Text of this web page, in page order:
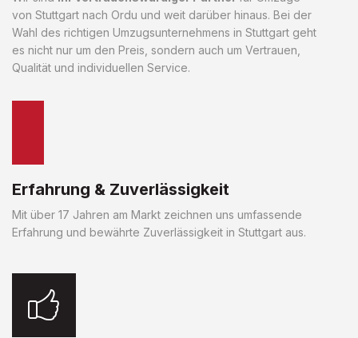
von Stuttgart nach Ordu und weit darüber hinaus. Bei der
Wahl des richtigen Umzugsunternehmens in Stuttgart geht
es nicht nur um den Preis, sondern auch um Vertrauen,
Qualität und individuellen Service.
Erfahrung & Zuverlässigkeit
Mit über 17 Jahren am Markt zeichnen uns umfassende
Erfahrung und bewährte Zuverlässigkeit in Stuttgart aus.